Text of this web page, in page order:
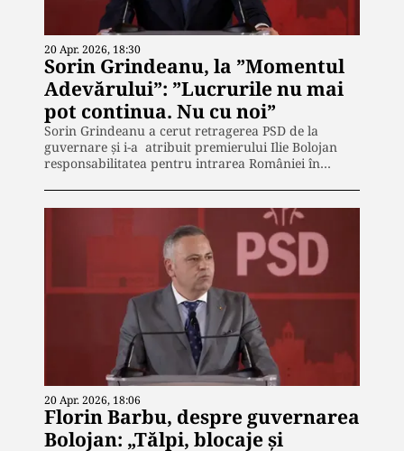
20 Apr. 2026, 18:30
Sorin Grindeanu, la ”Momentul
Adevărului”: ”Lucrurile nu mai
pot continua. Nu cu noi”
Sorin Grindeanu a cerut retragerea PSD de la
guvernare și i-a atribuit premierului Ilie Bolojan
responsabilitatea pentru intrarea României în…
20 Apr. 2026, 18:06
Florin Barbu, despre guvernarea
Bolojan: „Tălpi, blocaje și